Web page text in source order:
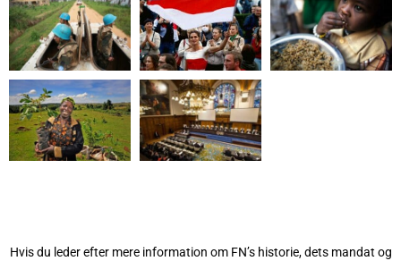
Hvis du leder efter mere information om FN’s historie, dets mandat og